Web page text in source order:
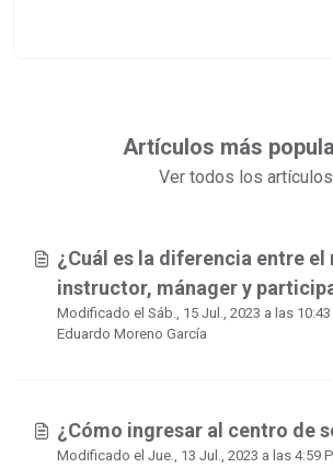
Artículos más
Ver todos los artículos
¿Cuál es la diferencia entre
instructor, mánager y
Modificado el Sáb., 15 Jul., 2023 a las
Eduardo Moreno García
¿Cómo ingresar al centro de
Modificado el Jue., 13 Jul., 2023 a las 4:59 P. M. por Luis